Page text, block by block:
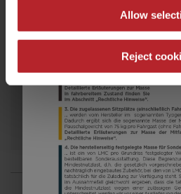
Allow
Reject
Modell